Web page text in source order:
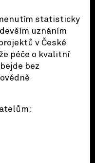
statisticky
uznáním
v České
péče o kvalitní
bez